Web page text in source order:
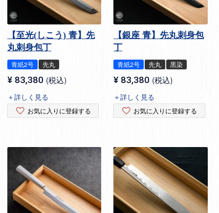
【至光(しこう) 青】先
丸刺身包丁
青紙2号 先丸
¥ 83,380 税込
＋詳しく見る
お気に入りに登録する
【銀座 青】先丸刺身包
丁
青紙2号 先丸 黒染
¥ 83,380 税込
＋詳しく見る
お気に入りに登録する